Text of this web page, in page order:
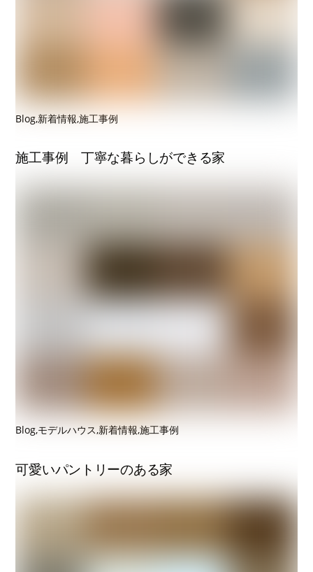
Blog,新着情報,施工事例
施工事例 丁寧な暮らしができる家
Blog,モデルハウス,新着情報,施工事例
可愛いパントリーのある家